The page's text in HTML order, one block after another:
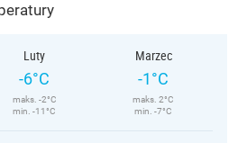
Luty
-6°C
maks. -2°C
min. -11°C
Marzec
-1°C
maks. 2°C
min. -7°C